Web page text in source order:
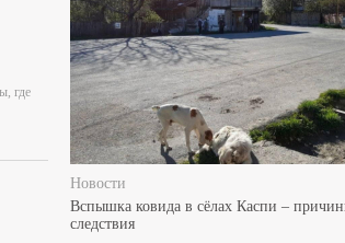
где
Новости
Вспышка ковида в сёлах Каспи –
следствия